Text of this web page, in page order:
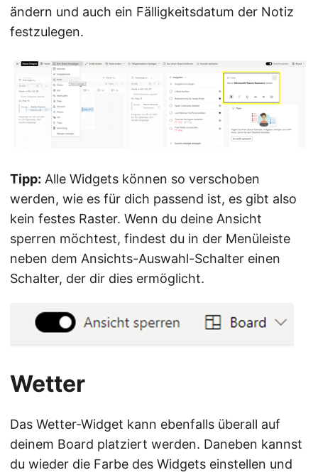
ändern und auch ein Fälligkeitsdatum der Notiz
festzulegen.
Tipp: Alle Widgets können so verschoben
werden, wie es für dich passend ist, es gibt also
kein festes Raster. Wenn du deine Ansicht
sperren möchtest, findest du in der Menüleiste
neben dem Ansichts-Auswahl-Schalter einen
Schalter, der dir dies ermöglicht.
Wetter
Das Wetter-Widget kann ebenfalls überall auf
deinem Board platziert werden. Daneben kannst
du wieder die Farbe des Widgets einstellen und